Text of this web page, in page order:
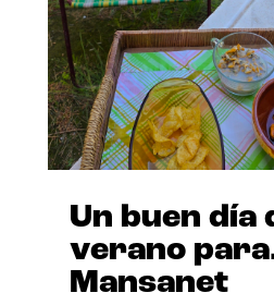
Un buen día
verano
Mansanet